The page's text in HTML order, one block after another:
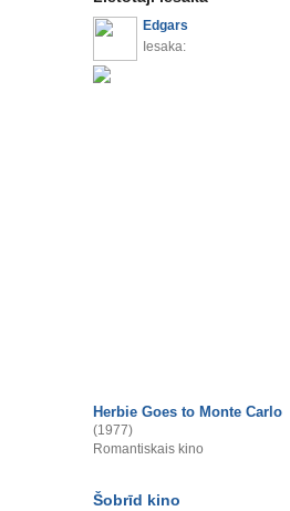
Edgars
Iesaka:
Herbie Goes to Monte Carlo
(1977)
Romantiskais kino
Šobrīd kino